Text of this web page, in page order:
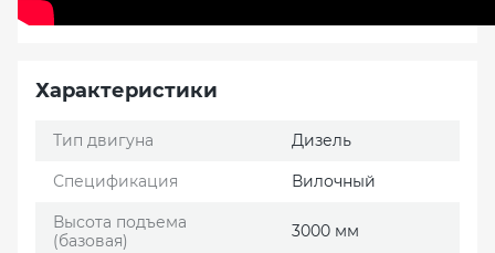
Характеристики
Тип двигуна Дизель
Спецификация Вилочный
Высота подъема
(базовая)
3000 мм